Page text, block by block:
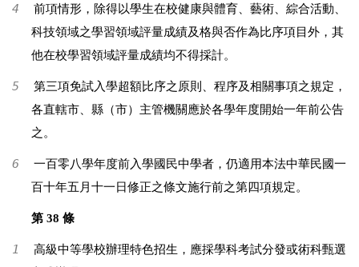
4 前項情形，除得以學生在校健康與體育、藝術、綜合活動、
科技領域之學習領域評量成績及格與否作為比序項目外，其
他在校學習領域評量成績均不得採計。
5 第三項免試入學超額比序之原則、程序及相關事項之規定，
各直轄市、縣（市）主管機關應於各學年度開始一年前公告
之。
6 一百零八學年度前入學國民中學者，仍適用本法中華民國一
百十年五月十一日修正之條文施行前之第四項規定。
第 38 條
1 高級中等學校辦理特色招生，應採學科考試分發或術科甄選